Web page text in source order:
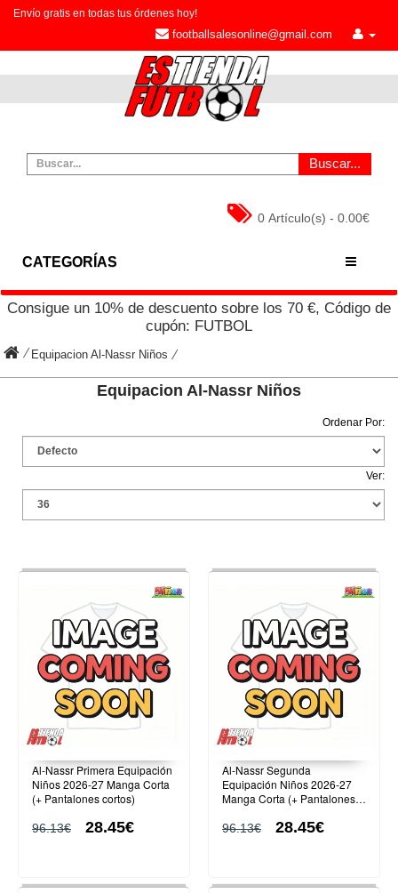
Envío gratis en todas tus órdenes hoy!
footballsalesonline@gmail.com
Buscar...
0 Artículo(s) - 0.00€
CATEGORÍAS
Consigue un 10% de descuento sobre los 70 €, Código de
cupón: FUTBOL
Equipacion Al-Nassr Niños
Equipacion Al-Nassr Niños
Ordenar Por:
Ver:
Al-Nassr Primera Equipación
Niños 2026-27 Manga Corta
(+ Pantalones cortos)
96.13€ 28.45€
Al-Nassr Segunda
Equipación Niños 2026-27
Manga Corta (+ Pantalones
96.13€ 28.45€